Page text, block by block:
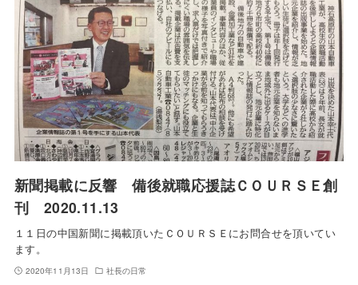
新聞掲載に反響 備後就職応援誌ＣＯＵＲＳＥ創
刊 2020.11.13
１１日の中国新聞に掲載頂いたＣＯＵＲＳＥにお問合せを頂いてい
ます。
2020年11月13日 社長の日常